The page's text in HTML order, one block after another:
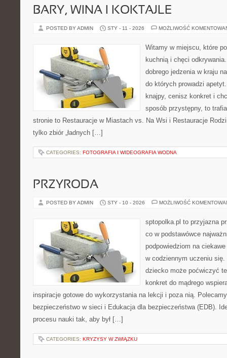
BARY, WINA I KOKTAJLE
POSTED BY ADMIN STY - 11 - 2026 MOŻLIWOŚĆ
Witamy w miejscu, które
kuchnią i chęci
dobrego jedzenia w kraju
do których prowadzi
knajpy, cenisz konkret i
sposób przystępny, to
stronie to Restauracje w Miastach vs. Na Wsi i Restauracje
tylko zbiór „ładnych […]
CATEGORIES: FOTOGRAFIA I WIDEOGRAFIA WODNA
PRZYRODA
POSTED BY ADMIN STY - 10 - 2026 MOŻLIWOŚĆ
sptopolka.pl to przyjazna
co w podstawówce
podpowiedziom na
w codziennym uczeniu
dziecko może poćwiczyć
konkret do mądrego
inspiracje gotowe do wykorzystania na lekcji i poza nią.
bezpieczeństwo w sieci i Edukacja dla bezpieczeństwa (EDB).
procesu nauki tak, aby był […]
CATEGORIES: KRYZYSY W ZWIĄZKU